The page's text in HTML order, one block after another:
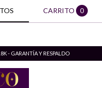
CARRITO 0
- GARANTÍA Y RESPALDO